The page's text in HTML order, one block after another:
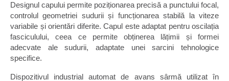
Designul capului permite poziționarea precisă a punctului focal,
controlul geometriei sudurii și funcționarea stabilă la viteze
variabile și orientări diferite. Capul este adaptat pentru oscilația
fasciculului, ceea ce permite obținerea lățimii și formei
adecvate ale sudurii, adaptate unei sarcini tehnologice
specifice.
Dispozitivul industrial automat de avans sârmă utilizat în